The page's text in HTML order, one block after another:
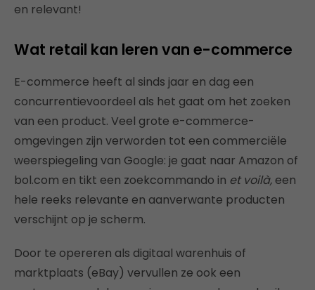
en relevant!
Wat retail kan leren van e-commerce
E-commerce heeft al sinds jaar en dag een
concurrentievoordeel als het gaat om het zoeken
van een product. Veel grote e-commerce-
omgevingen zijn verworden tot een commerciële
weerspiegeling van Google: je gaat naar Amazon of
bol.com en tikt een zoekcommando in et voilà, een
hele reeks relevante en aanverwante producten
verschijnt op je scherm.
Door te opereren als digitaal warenhuis of
marktplaats (eBay) vervullen ze ook een